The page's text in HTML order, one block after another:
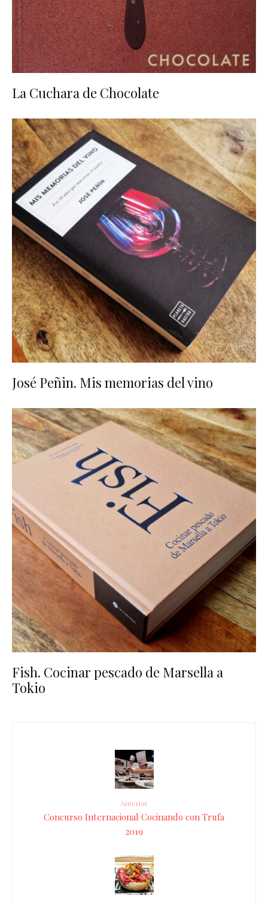
La Cuchara de Chocolate
José Peñin. Mis memorias del vino
Fish. Cocinar pescado de Marsella a
Tokio
Anterior
Concurso Internacional Cocinando con Trufa
2019